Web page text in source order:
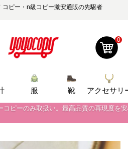
ピー・n級コピー激安通販の先駆者
0
服 靴 アクセサリ
コピーのみ取扱い。最高品質の再現度を